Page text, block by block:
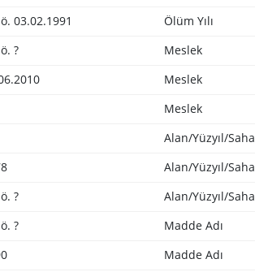
03.02.1991 Ölüm Yılı
? Meslek
Meslek
Meslek
Alan/Yüzyıl/Saha
Alan/Yüzyıl/Saha
? Alan/Yüzyıl/Saha
? Madde Adı
Madde Adı